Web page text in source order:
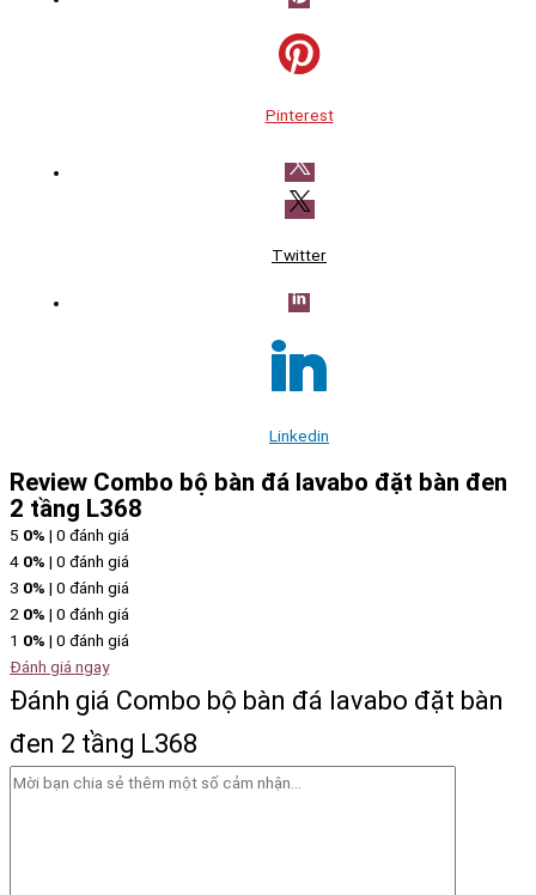
Pinterest
Twitter
Linkedin
Review Combo bộ bàn đá lavabo đặt bàn đen
2 tầng L368
5 0% | 0 đánh giá
4 0% | 0 đánh giá
3 0% | 0 đánh giá
2 0% | 0 đánh giá
1 0% | 0 đánh giá
Đánh giá ngay
Đánh giá Combo bộ bàn đá lavabo đặt bàn
đen 2 tầng L368